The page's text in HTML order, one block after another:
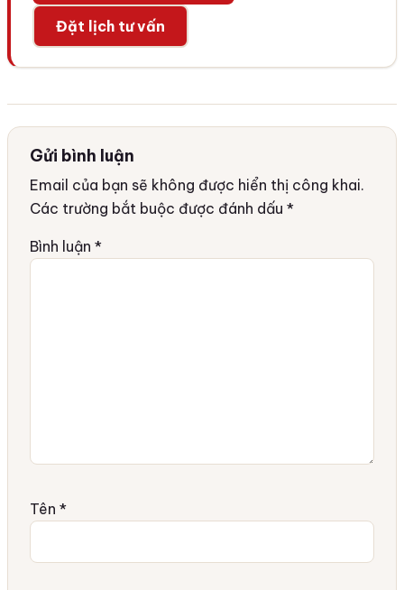
Đặt lịch tư vấn
Gửi bình luận
Email của bạn sẽ không được hiển thị công khai.
Các trường bắt buộc được đánh dấu *
Bình luận *
Tên *